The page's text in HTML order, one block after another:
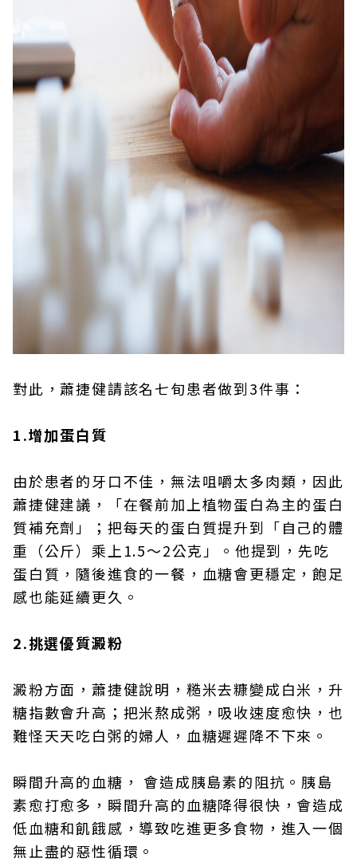
對此，蕭捷健請該名七旬患者做到3件事：
1.增加蛋白質
由於患者的牙口不佳，無法咀嚼太多肉類，因此
蕭捷健建議，「在餐前加上植物蛋白為主的蛋白
質補充劑」；把每天的蛋白質提升到「自己的體
重（公斤）乘上1.5～2公克」。他提到，先吃
蛋白質，隨後進食的一餐，血糖會更穩定，飽足
感也能延續更久。
2.挑選優質澱粉
澱粉方面，蕭捷健說明，糙米去糠變成白米，升
糖指數會升高；把米熬成粥，吸收速度愈快，也
難怪天天吃白粥的婦人，血糖遲遲降不下來。
瞬間升高的血糖， 會造成胰島素的阻抗。胰島
素愈打愈多，瞬間升高的血糖降得很快，會造成
低血糖和飢餓感，導致吃進更多食物，進入一個
無止盡的惡性循環。